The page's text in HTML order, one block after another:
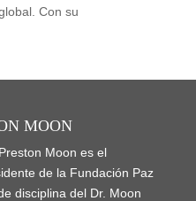
Con su
MOON
Moon es el
de la Fundación Paz
disciplina del Dr. Moon